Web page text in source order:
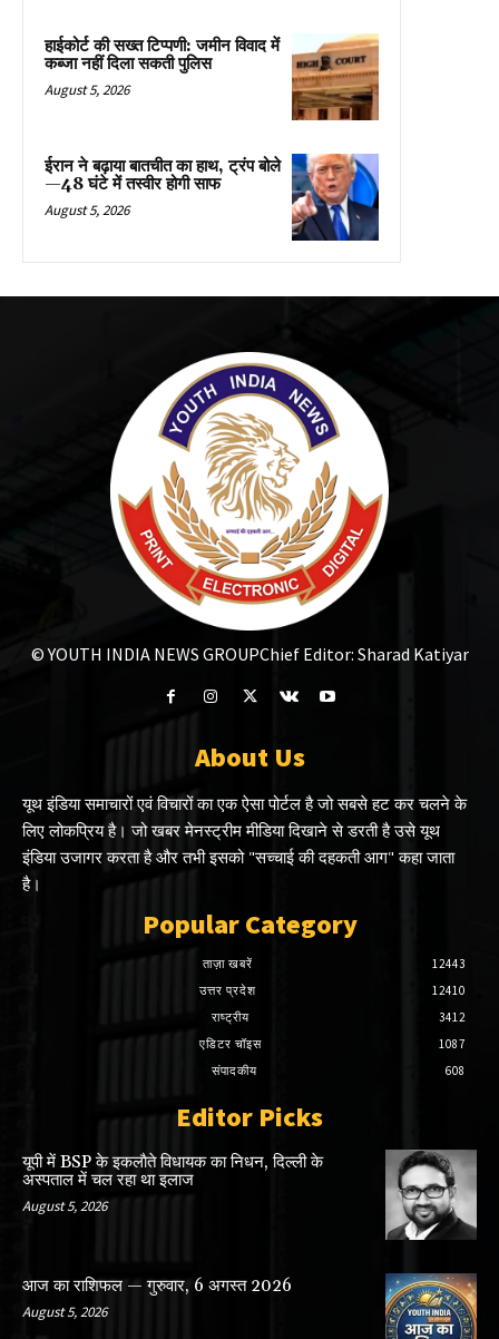
हाईकोर्ट की सख्त टिप्पणी: जमीन विवाद में
कब्जा नहीं दिला सकती पुलिस
August 5, 2026
ईरान ने बढ़ाया बातचीत का हाथ, ट्रंप बोले
—48 घंटे में तस्वीर होगी साफ
August 5, 2026
© YOUTH INDIA NEWS GROUPChief Editor: Sharad Katiyar
About Us
यूथ इंडिया समाचारों एवं विचारों का एक ऐसा पोर्टल है जो सबसे हट कर चलने के
लिए लोकप्रिय है। जो खबर मेनस्ट्रीम मीडिया दिखाने से डरती है उसे यूथ
इंडिया उजागर करता है और तभी इसको "सच्चाई की दहकती आग" कहा जाता
है।
Popular Category
ताज़ा खबरें
12443
उत्तर प्रदेश
12410
राष्ट्रीय
3412
एडिटर चॉइस
1087
संपादकीय
608
Editor Picks
यूपी में BSP के इकलाैते विधायक का निधन, दिल्ली के
अस्पताल में चल रहा था इलाज
August 5, 2026
आज का राशिफल — गुरुवार, 6 अगस्त 2026
August 5, 2026